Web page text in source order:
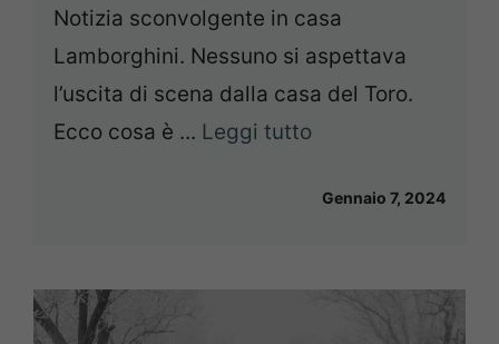
Notizia sconvolgente in casa
Lamborghini. Nessuno si aspettava
l’uscita di scena dalla casa del Toro.
Ecco cosa è ... Leggi tutto
Gennaio 7, 2024